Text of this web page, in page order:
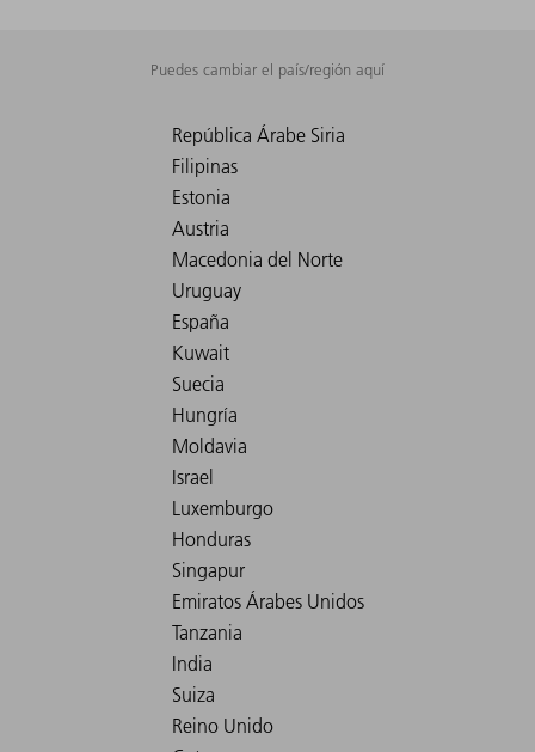
Puedes cambiar el país/región aquí